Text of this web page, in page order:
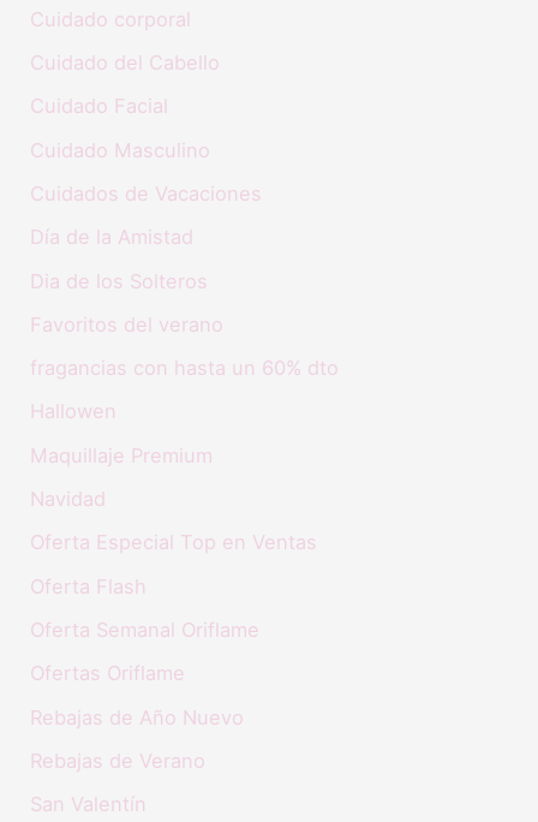
Cuidado corporal
Cuidado del Cabello
Cuidado Facial
Cuidado Masculino
Cuidados de Vacaciones
Día de la Amistad
Dia de los Solteros
Favoritos del verano
fragancias con hasta un 60% dto
Hallowen
Maquillaje Premium
Navidad
Oferta Especial Top en Ventas
Oferta Flash
Oferta Semanal Oriflame
Ofertas Oriflame
Rebajas de Año Nuevo
Rebajas de Verano
San Valentín